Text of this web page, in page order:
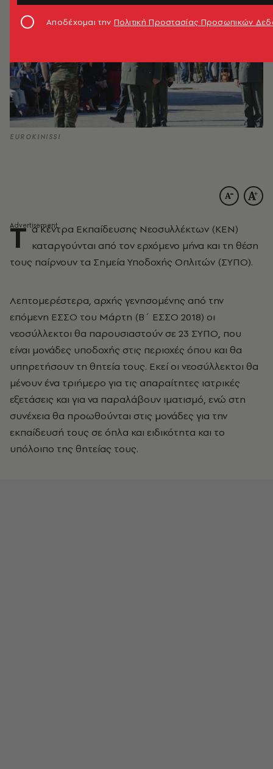
EUROKINISSI
Τ α Κέντρα Εκπαίδευσης Νεοσυλλέκτων (ΚΕΝ)
καταργούνται από τον ερχόμενο μήνα και τη θέση
τους παίρνουν τα Σημείa Υποδοχής Οπλιτών (ΣΥΠΟ).
Λεπτομερέστερα, αρχής γενησομένης από την
επόμενη ΕΣΣΟ του Μάρτη (Β΄ ΕΣΣΟ 2018) οι
νεοσύλλεκτοι θα παρουσιαστούν σε 23 ΣΥΠΟ, που
είναι μονάδες υποδοχής στις περιοχές όπου και θα
υπηρετήσουν τη θητεία τους. Εκεί οι νεοσύλλεκτοι θα
μένουν ένα τριήμερο για τις απαραίτητες ιατρικές
εξετάσεις και για να παραλάβουν ιματισμό, ενώ στη
συνέχεια θα προωθούνται στις μονάδες για την
εκπαίδευσή τους σε όπλα και ειδικότητα και το
υπόλοιπο της θητείας τους.
Αποδέχομαι την Πολιτική Προστασίας Προσωπικών